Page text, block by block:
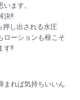
ます。
決!!
押し出される水圧
ローションも根こそ
す!!
まれば気持ちいいん